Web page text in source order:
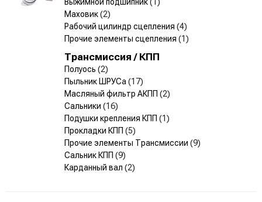
Маховик(2)
Рабочий цилиндр сцепления (4)
Прочие элементы сцепления (1)
Трансмиссия / КПП
Полуось (2)
Пыльник ШРУСа (17)
Масляный фильтр АКПП (2)
Сальники (16)
Подушки крепления КПП (1)
Прокладки КПП (5)
Прочие элементы Трансмиссии (9)
Сальник КПП (9)
Карданный вал (2)